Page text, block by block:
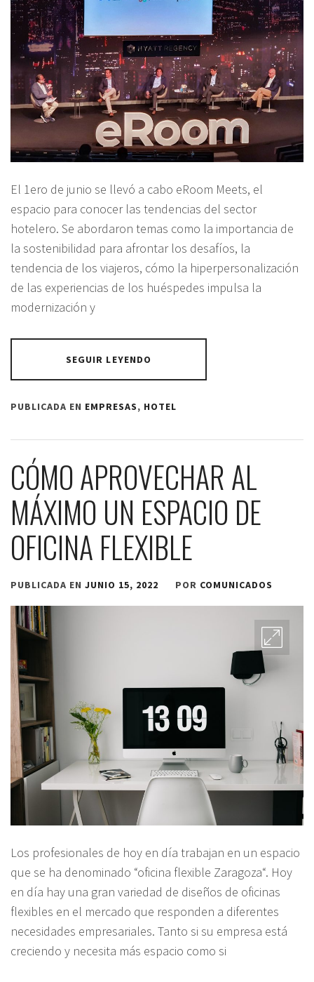
El 1ero de junio se llevó a cabo eRoom Meets, el
espacio para conocer las tendencias del sector
hotelero. Se abordaron temas como la importancia de
la sostenibilidad para afrontar los desafíos, la
tendencia de los viajeros, cómo la hiperpersonalización
de las experiencias de los huéspedes impulsa la
modernización y
SEGUIR LEYENDO
PUBLICADA EN EMPRESAS, HOTEL
CÓMO APROVECHAR AL
MÁXIMO UN ESPACIO DE
OFICINA FLEXIBLE
PUBLICADA EN JUNIO 15, 2022 POR COMUNICADOS
Los profesionales de hoy en día trabajan en un espacio
que se ha denominado “oficina flexible Zaragoza“. Hoy
en día hay una gran variedad de diseños de oficinas
flexibles en el mercado que responden a diferentes
necesidades empresariales. Tanto si su empresa está
creciendo y necesita más espacio como si